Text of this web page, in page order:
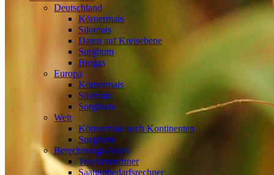
Deutschland
Körnermais
Silomais
Daten auf Kreisebene
Sorghum
Biogas
Europa
Körnermais
Silomais
Sorghum
Welt
Körnermais nach Kontinenten
Sorghum
Berechnungs-Tools
Trockenrechner
Saatgutbedarfsrechner